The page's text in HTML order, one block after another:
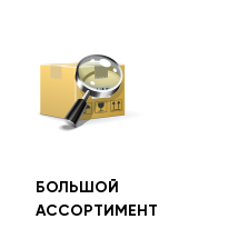
БОЛЬШОЙ
АССОРТИМЕНТ